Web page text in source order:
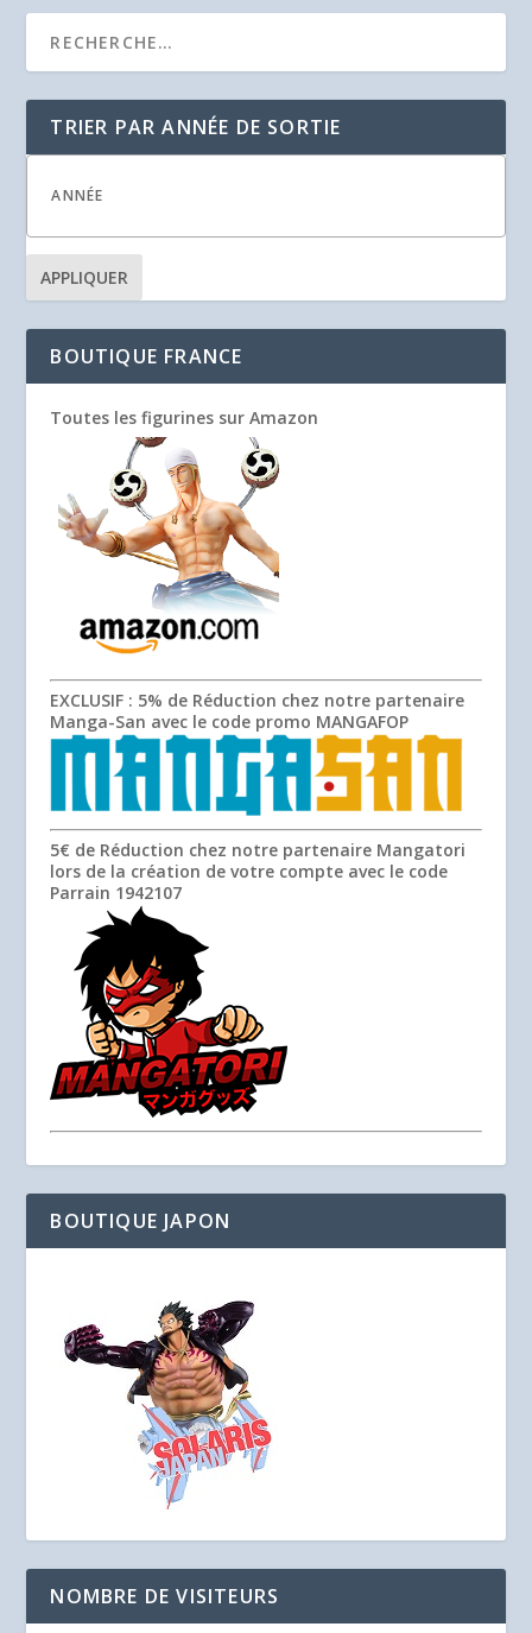
TRIER PAR ANNÉE DE SORTIE
APPLIQUER
BOUTIQUE FRANCE
Toutes les figurines sur Amazon
EXCLUSIF : 5% de Réduction chez notre partenaire
Manga-San avec le code promo MANGAFOP
5€ de Réduction chez notre partenaire Mangatori
lors de la création de votre compte avec le code
Parrain 1942107
BOUTIQUE JAPON
NOMBRE DE VISITEURS